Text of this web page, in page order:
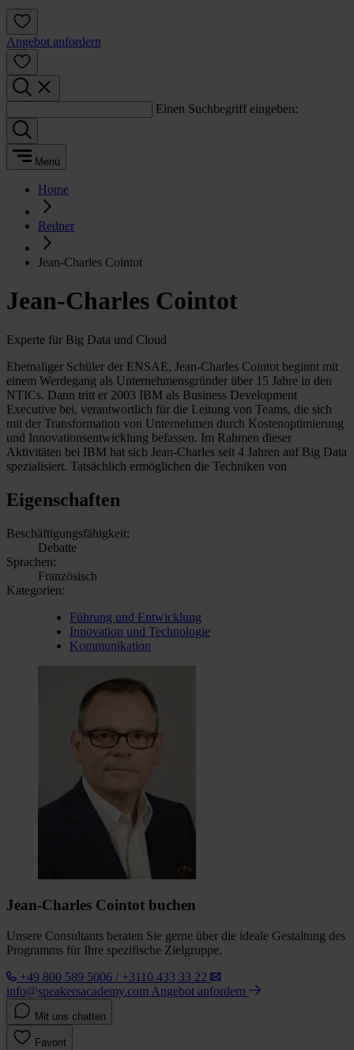
Angebot anfordern
Einen Suchbegriff eingeben:
Menü
Home
Redner
Jean-Charles Cointot
Jean-Charles Cointot
Experte für Big Data und Cloud
Ehemaliger Schüler der ENSAE, Jean-Charles Cointot beginnt mit
einem Werdegang als Unternehmensgründer über 15 Jahre in den
NTICs. Dann tritt er 2003 IBM als Business Development
Executive bei, verantwortlich für die Leitung von Teams, die sich
mit der Transformation von Unternehmen durch Kostenoptimierung
und Innovationsentwicklung befassen. Im Rahmen dieser
Aktivitäten bei IBM hat sich Jean-Charles seit 4 Jahren auf Big Data
spezialisiert. Tatsächlich ermöglichen die Techniken von
Eigenschaften
Beschäftigungsfähigkeit:
Debatte
Sprachen:
Französisch
Kategorien:
Führung und Entwicklung
Innovation und Technologie
Kommunikation
Jean-Charles Cointot buchen
Unsere Consultants beraten Sie gerne über die ideale Gestaltung des
Programms für Ihre spezifische Zielgruppe.
+49 800 589 5006 / +3110 433 33 22
info@speakersacademy.com Angebot anfordern
Mit uns chatten
Favorit